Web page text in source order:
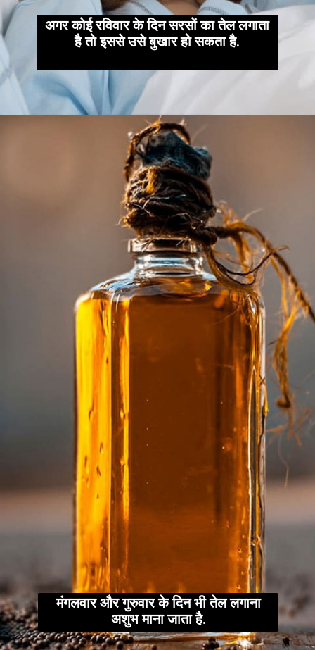
अगर कोई रविवार के दिन सरसों का तेल लगाता
मंगलवार और गुरुवार के दिन भी तेल लगाना
अशुभ माना जाता है.